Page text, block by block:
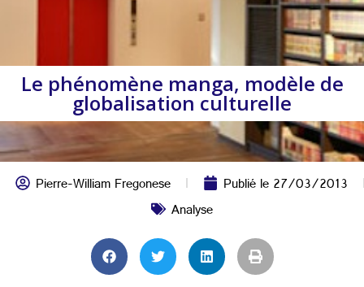
Le phénomène manga, modèle de
globalisation culturelle
Pierre-William Fregonese Publié le27/03/2013
Analyse